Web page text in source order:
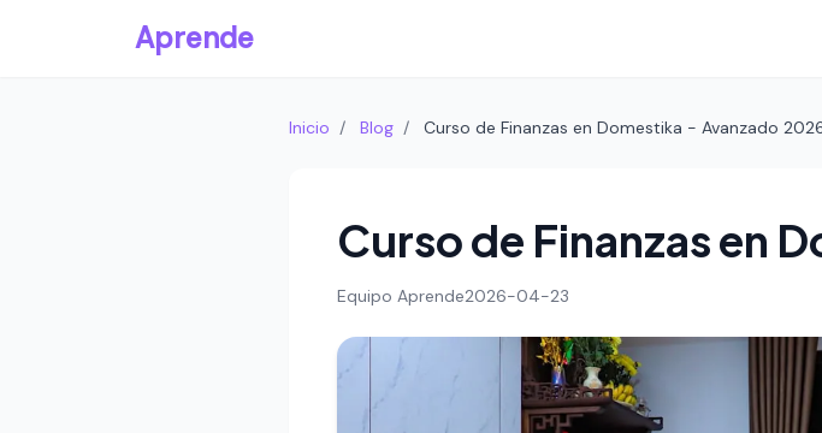
Aprende
Inicio / Blog / Curso de Finanzas en Domestika - Avanzado
Curso de Finanzas en
Equipo Aprende2026-04-23